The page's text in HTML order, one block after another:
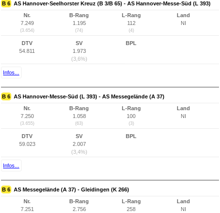
B 6 AS Hannover-Seelhorster Kreuz (B 3/B 65) - AS Hannover-Messe-Süd (L 393)
Nr.
7.249
(3.654)
B-Rang
1.195
(74)
L-Rang
112
(4)
Land
NI
DTV
54.811
SV
1.973
(3,6%)
BPL
Infos...
B 6 AS Hannover-Messe-Süd (L 393) - AS Messegelände (A 37)
Nr.
7.250
(3.655)
B-Rang
1.058
(63)
L-Rang
100
(3)
Land
NI
DTV
59.023
SV
2.007
(3,4%)
BPL
Infos...
B 6 AS Messegelände (A 37) - Gleidingen (K 266)
Nr.
7.251
B-Rang
2.756
L-Rang
258
Land
NI